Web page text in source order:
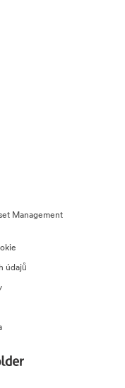
Management
údajů